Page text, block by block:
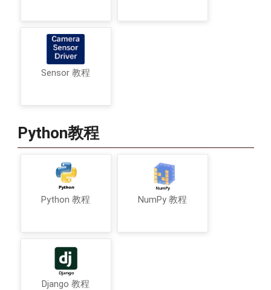
Sensor 教程
Python教程
Python 教程 NumPy 教程
Django 教程